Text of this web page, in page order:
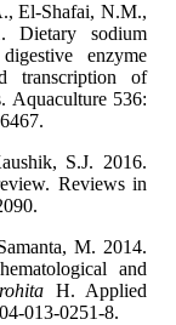
El-Shafai, N.M.,
Dietary sodium
enzyme
transcription of
Aquaculture 536:
S.J. 2016.
Reviews in
M. 2014.
and
H. Applied
013-0251-8.